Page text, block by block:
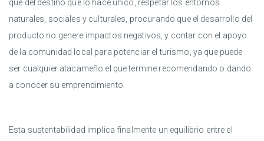
que del destino que lo hace único, respetar los entornos
naturales, sociales y culturales, procurando que el desarrollo del
producto no genere impactos negativos, y contar con el apoyo
de la comunidad local para potenciar el turismo, ya que puede
ser cualquier atacameño el que termine recomendando o dando
a conocer su emprendimiento.
Esta sustentabilidad implica finalmente un equilibrio entre el